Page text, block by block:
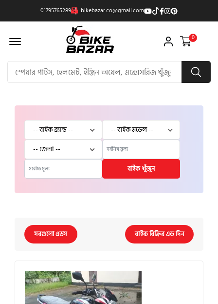
01795765289 bikebazar.co@gmail.com
Offcanvas Menu Open 0
বাইক খুঁজুন
সবগুলো এডস বাইক বিক্রির এড দিন